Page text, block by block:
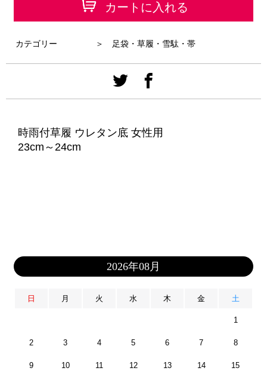
カートに入れる
カテゴリー ＞ 足袋・草履・雪駄・帯
時雨付草履 ウレタン底 女性用
23cm～24cm
2026年08月
日 月 火 水 木 金 土
1
2 3 4 5 6 7 8
9 10 11 12 13 14 15